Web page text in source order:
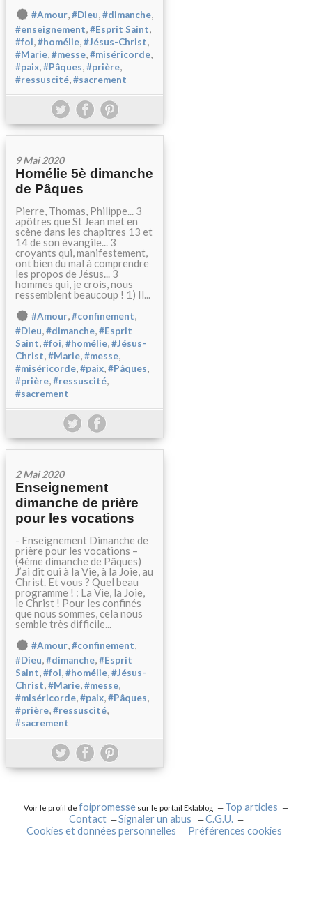
#Amour,#Dieu,#dimanche,
#enseignement,#Esprit Saint,
#foi,#homélie,#Jésus-Christ,
#Marie,#messe,#miséricorde,
#paix,#Pâques,#prière,
#ressuscité,#sacrement
9 Mai 2020
Homélie 5è dimanche
de Pâques
Pierre, Thomas, Philippe... 3
apôtres que St Jean met en
scène dans les chapitres 13 et
14 de son évangile... 3
croyants qui, manifestement,
ont bien du mal à comprendre
les propos de Jésus... 3
hommes qui, je crois, nous
ressemblent beaucoup ! 1) Il...
#Amour,#confinement,
#Dieu,#dimanche,#Esprit
Saint,#foi,#homélie,#Jésus-
Christ,#Marie,#messe,
#miséricorde,#paix,#Pâques,
#prière,#ressuscité,
#sacrement
2 Mai 2020
Enseignement
dimanche de prière
pour les vocations
- Enseignement Dimanche de
prière pour les vocations –
(4ème dimanche de Pâques)
J’ai dit oui à la Vie, à la Joie, au
Christ. Et vous ? Quel beau
programme ! : La Vie, la Joie,
le Christ ! Pour les confinés
que nous sommes, cela nous
semble très difficile...
#Amour,#confinement,
#Dieu,#dimanche,#Esprit
Saint,#foi,#homélie,#Jésus-
Christ,#Marie,#messe,
#miséricorde,#paix,#Pâques,
#prière,#ressuscité,
#sacrement
Voir le profil de foipromesse sur le portail Eklablog
Top articles
Contact
Signaler un abus
C.G.U.
Cookies et données personnelles
Préférences cookies